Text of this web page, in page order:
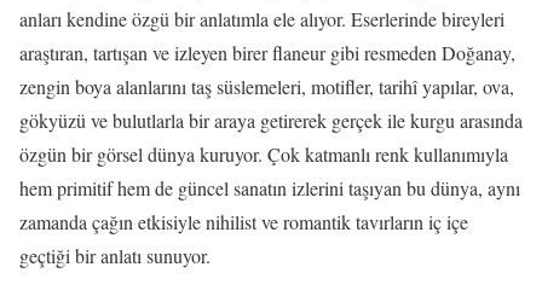
anları kendine özgü bir anlatımla ele alıyor. Eserlerinde bireyleri
araştıran, tartışan ve izleyen birer flaneur gibi resmeden Doğanay,
zengin boya alanlarını taş süslemeleri, motifler, tarihî yapılar, ova,
gökyüzü ve bulutlarla bir araya getirerek gerçek ile kurgu arasında
özgün bir görsel dünya kuruyor. Çok katmanlı renk kullanımıyla
hem primitif hem de güncel sanatın izlerini taşıyan bu dünya, aynı
zamanda çağın etkisiyle nihilist ve romantik tavırların iç içe
geçtiği bir anlatı sunuyor.